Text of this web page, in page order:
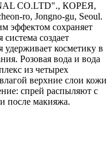
CO.LTD"., КОРЕЯ,
ro, Jongno-gu, Seoul.
эффектом сохраняет
создает
косметику в
Розовая вода и вода
из четырех
верхние слои кожи
спрей распыляют с
после макияжа.